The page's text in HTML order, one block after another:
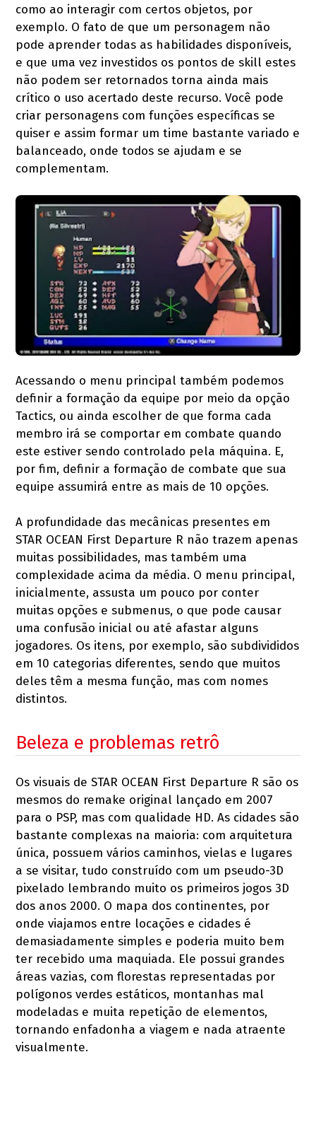
como ao interagir com certos objetos, por
exemplo. O fato de que um personagem não
pode aprender todas as habilidades disponíveis,
e que uma vez investidos os pontos de skill estes
não podem ser retornados torna ainda mais
crítico o uso acertado deste recurso. Você pode
criar personagens com funções específicas se
quiser e assim formar um time bastante variado e
balanceado, onde todos se ajudam e se
complementam.
Acessando o menu principal também podemos
definir a formação da equipe por meio da opção
Tactics, ou ainda escolher de que forma cada
membro irá se comportar em combate quando
este estiver sendo controlado pela máquina. E,
por fim, definir a formação de combate que sua
equipe assumirá entre as mais de 10 opções.
A profundidade das mecânicas presentes em
STAR OCEAN First Departure R não trazem apenas
muitas possibilidades, mas também uma
complexidade acima da média. O menu principal,
inicialmente, assusta um pouco por conter
muitas opções e submenus, o que pode causar
uma confusão inicial ou até afastar alguns
jogadores. Os itens, por exemplo, são subdivididos
em 10 categorias diferentes, sendo que muitos
deles têm a mesma função, mas com nomes
distintos.
Beleza e problemas retrô
Os visuais de STAR OCEAN First Departure R são os
mesmos do remake original lançado em 2007
para o PSP, mas com qualidade HD. As cidades são
bastante complexas na maioria: com arquitetura
única, possuem vários caminhos, vielas e lugares
a se visitar, tudo construído com um pseudo-3D
pixelado lembrando muito os primeiros jogos 3D
dos anos 2000. O mapa dos continentes, por
onde viajamos entre locações e cidades é
demasiadamente simples e poderia muito bem
ter recebido uma maquiada. Ele possui grandes
áreas vazias, com florestas representadas por
polígonos verdes estáticos, montanhas mal
modeladas e muita repetição de elementos,
tornando enfadonha a viagem e nada atraente
visualmente.